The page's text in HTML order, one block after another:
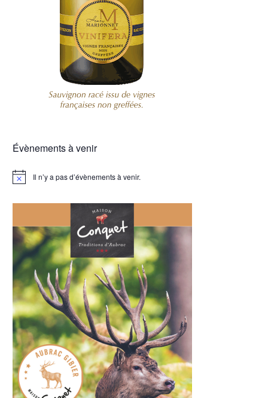
Évènements à venir
Notice Il n’y a pas d’évènements à venir.